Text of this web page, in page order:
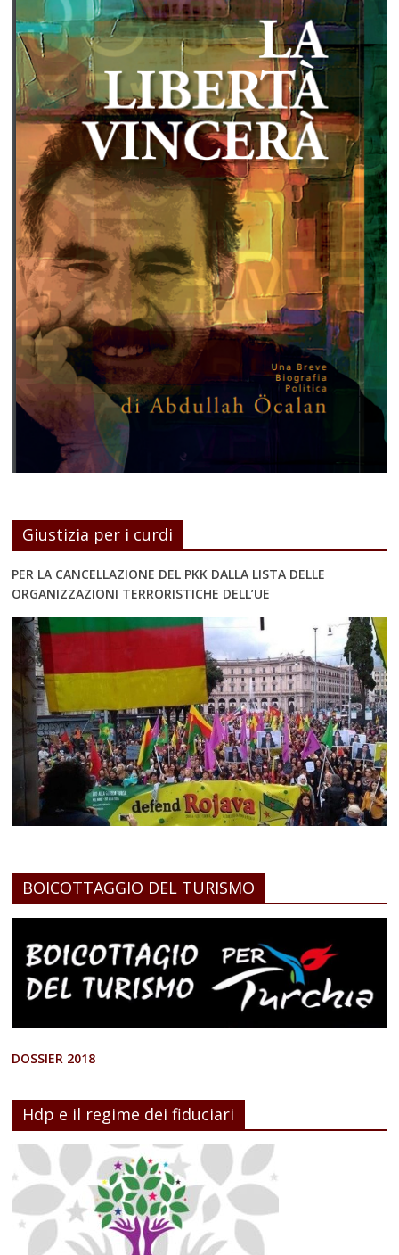
Giustizia per i curdi
PER LA CANCELLAZIONE DEL PKK DALLA LISTA DELLE
ORGANIZZAZIONI TERRORISTICHE DELL’UE
BOICOTTAGGIO DEL TURISMO
DOSSIER 2018
Hdp e il regime dei fiduciari